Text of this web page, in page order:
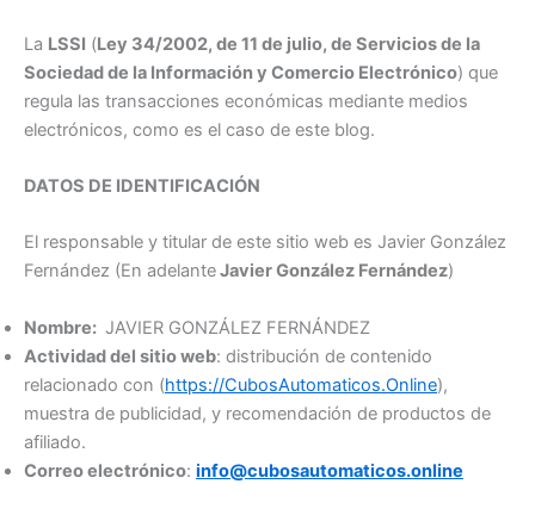
La LSSI (Ley 34/2002, de 11 de julio, de Servicios de la
Sociedad de la Información y Comercio Electrónico) que
regula las transacciones económicas mediante medios
electrónicos, como es el caso de este blog.
DATOS DE IDENTIFICACIÓN
El responsable y titular de este sitio web es Javier González
Fernández (En adelanteJavier González Fernández)
Nombre: JAVIER GONZÁLEZ FERNÁNDEZ
Actividad del sitio web: distribución de contenido
relacionado con (https://CubosAutomaticos.Online),
muestra de publicidad, y recomendación de productos de
afiliado.
Correo electrónico: info@cubosautomaticos.online